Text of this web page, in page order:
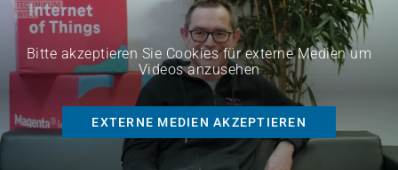
Bitte akzeptieren Sie Cookies für externe Medien um
Videos anzusehen
EXTERNE MEDIEN AKZEPTIEREN